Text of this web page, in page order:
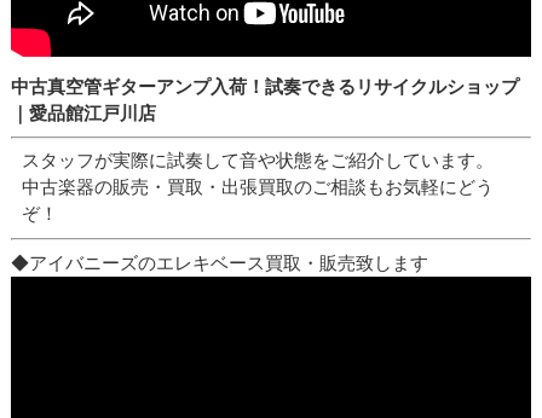
中古真空管ギターアンプ入荷！試奏できるリサイクルショップ
｜愛品館江戸川店
スタッフが実際に試奏して音や状態をご紹介しています。
中古楽器の販売・買取・出張買取のご相談もお気軽にどう
ぞ！
◆アイバニーズのエレキベース買取・販売致します